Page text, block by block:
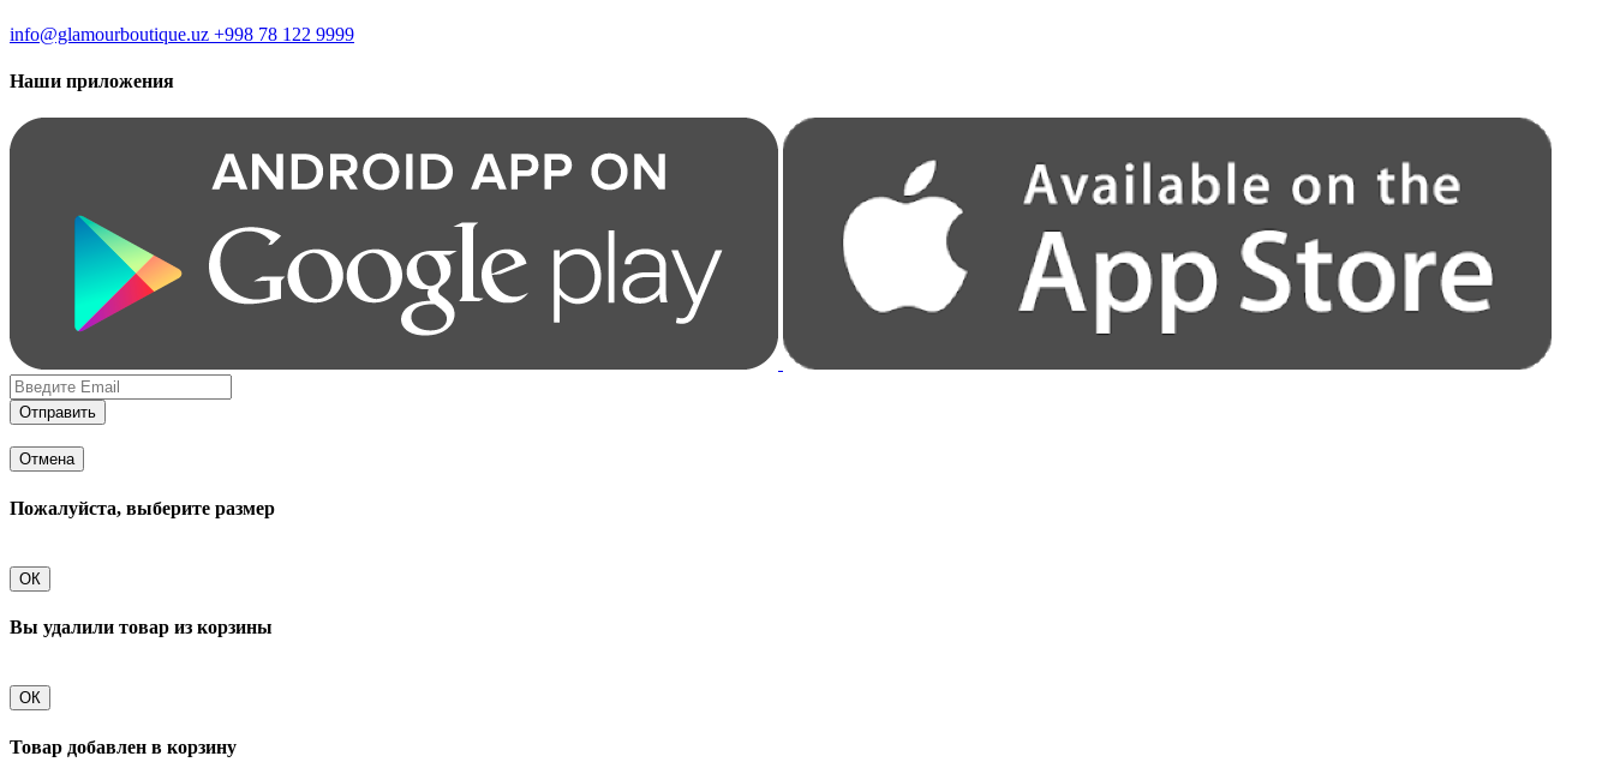
info@glamourboutique.uz +998 78 122 9999
Наши приложения
Отправить
Отмена
Пожалуйста, выберите размер
ОК
Вы удалили товар из корзины
ОК
Товар добавлен в корзину